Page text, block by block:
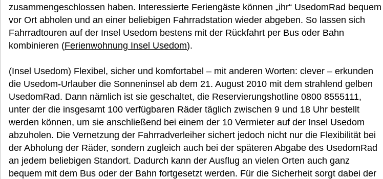
zusammengeschlossen haben. Interessierte Feriengäste können „ihr“ UsedomRad bequem
vor Ort abholen und an einer beliebigen Fahrradstation wieder abgeben. So lassen sich
Fahrradtouren auf der Insel Usedom bestens mit der Rückfahrt per Bus oder Bahn
kombinieren (Ferienwohnung Insel Usedom).
(Insel Usedom) Flexibel, sicher und komfortabel – mit anderen Worten: clever – erkunden
die Usedom-Urlauber die Sonneninsel ab dem 21. August 2010 mit dem strahlend gelben
UsedomRad. Dann nämlich ist sie geschaltet, die Reservierungshotline 0800 8555111,
unter der die insgesamt 100 verfügbaren Räder täglich zwischen 9 und 18 Uhr bestellt
werden können, um sie anschließend bei einem der 10 Vermieter auf der Insel Usedom
abzuholen. Die Vernetzung der Fahrradverleiher sichert jedoch nicht nur die Flexibilität bei
der Abholung der Räder, sondern zugleich auch bei der späteren Abgabe des UsedomRad
an jedem beliebigen Standort. Dadurch kann der Ausflug an vielen Orten auch ganz
bequem mit dem Bus oder der Bahn fortgesetzt werden. Für die Sicherheit sorgt dabei der